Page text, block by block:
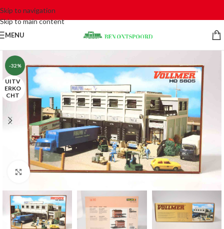
Skip to navigation
Skip to main content
MENU
-32%
UITV
ERKO
CHT
Click to enlarge